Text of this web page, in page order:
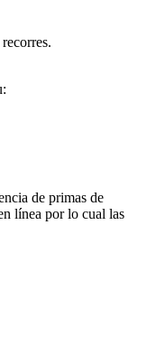
de primas de
línea por lo cual las